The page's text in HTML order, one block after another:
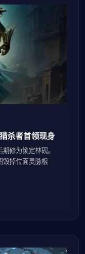
杀者首领现身
修为锁定林砚。
毁掉位面灵脉根